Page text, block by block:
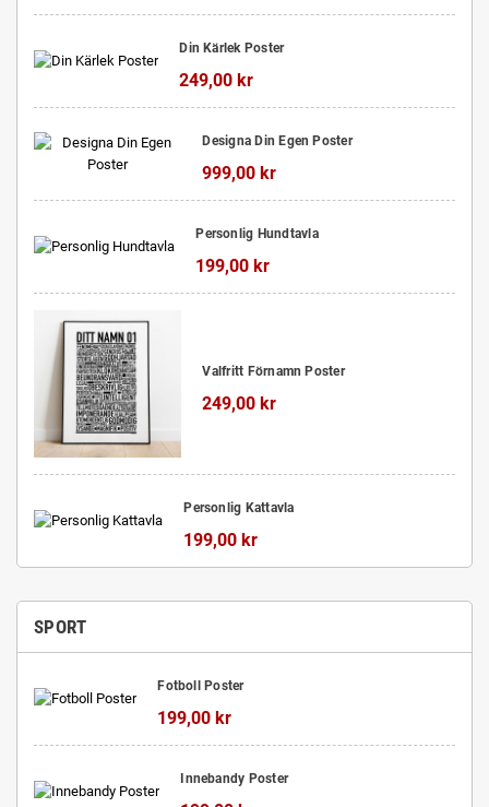
Din Kärlek Poster
249,00 kr
Designa Din Egen Poster
999,00 kr
Personlig Hundtavla
199,00 kr
Valfritt Förnamn Poster
249,00 kr
Personlig Kattavla
199,00 kr
SPORT
Fotboll Poster
199,00 kr
Innebandy Poster